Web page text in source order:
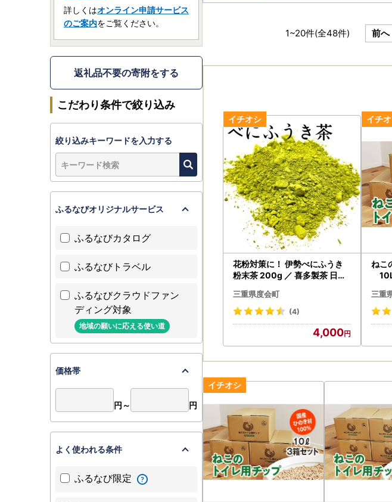
★令和７年１２月３１日（水）まで寄附の
しては、令和８年１月３日（土）発送とな
請書をダウンロードしていただき、必要な
通常ご寄附頂いてから１～２ヶ月以内にお
※１２月は寄附のお申し込みが集中するた
※２日以上ご不在にされる場合は、不在日
業者の保管期限を経過し当方へ返送された
※日時指定は対応致しかねますのでご了承く
1~20件(全48件) 前へ
花粉対策に！ 伊勢べにふうき
粉末茶 200g ／ 喜多製茶 日本
き 国産 度会町 伊勢志摩
三重県度会町
(4)
4,000
ねこ
のき
三重
詳しくはオンライン申請サービス
のご案内をご覧ください。
返礼品不要の寄附をする
こだわり条件で絞り込み
絞り込みキーワードを入力する
ふるなびオリジナルサービス
ふるなびカタログ
ふるなびトラベル
ふるなびクラウドファン
ディング対象
地域の願いに応える使い道
価格帯
円～ 円
よく使われる条件
ふるなび限定